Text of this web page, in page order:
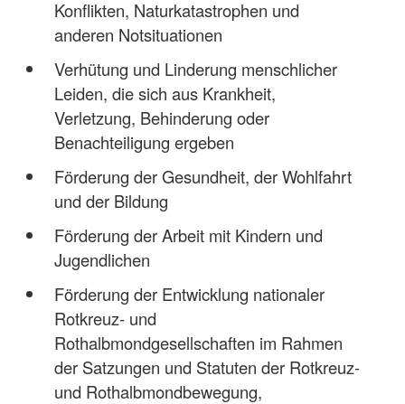
Konflikten, Naturkatastrophen und
anderen Notsituationen
Verhütung und Linderung menschlicher
Leiden, die sich aus Krankheit,
Verletzung, Behinderung oder
Benachteiligung ergeben
Förderung der Gesundheit, der Wohlfahrt
und der Bildung
Förderung der Arbeit mit Kindern und
Jugendlichen
Förderung der Entwicklung nationaler
Rotkreuz- und
Rothalbmondgesellschaften im Rahmen
der Satzungen und Statuten der Rotkreuz-
und Rothalbmondbewegung,